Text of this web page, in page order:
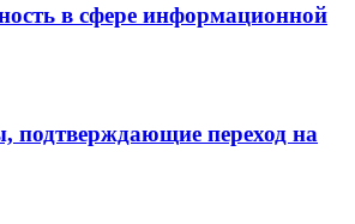
в сфере информационной
подтверждающие переход на